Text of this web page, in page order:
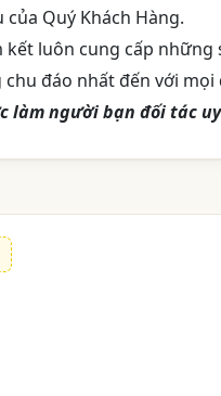
Quý Khách Hàng.
kết luôn cung cấp
chu đáo nhất đến với
làm người bạn đối tác